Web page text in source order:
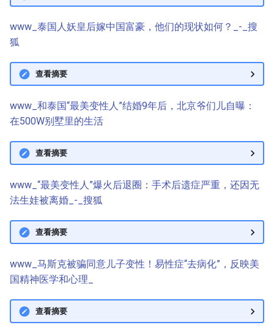
www_泰国人妖皇后嫁中国富豪，他们的现状如何？_-_搜
狐
查看摘要
www_和泰国“最美变性人”结婚9年后，北京爷们儿自曝：
在500W别墅里的生活
查看摘要
www_“最美变性人”爆火后退圈：手术后遗症严重，还因无
法生娃被离婚_-_搜狐
查看摘要
www_马斯克被骗同意儿子变性！易性症“去病化”，反映美
国精神医学和心理_
查看摘要